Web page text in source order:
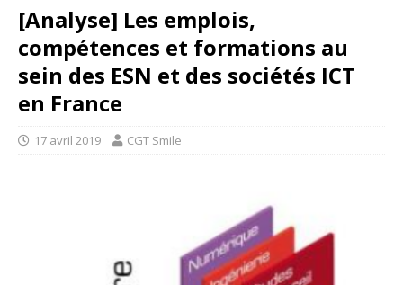
[Analyse] Les emplois,
compétences et formations au
sein des ESN et des sociétés ICT
en France
17 avril 2019 CGT Smile